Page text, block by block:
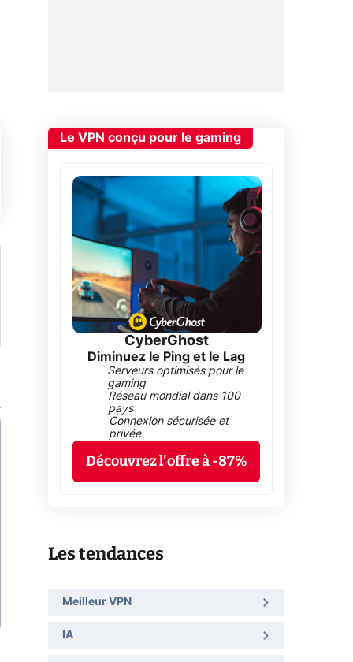
Le VPN conçu pour le gaming
CyberGhost
Diminuez le Ping et le Lag
Serveurs optimisés pour le
gaming
Réseau mondial dans 100
pays
Connexion sécurisée et
privée
Découvrez l'offre à -87%
Les tendances
Meilleur VPN
IA